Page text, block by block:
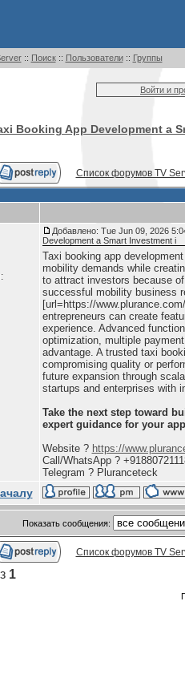
:: Поиск:: Пользователи:: Группы
Войти и
Booking App Development a
Список форумов TV
Добавлено: Tue Jun 09, 2026
Development a Smart Investment i
Taxi booking app
mobility demands while
to attract investors because
successful mobility business
[url=https://
entrepreneurs can create
experience. Advanced
optimization, multiple
advantage. A trusted taxi
compromising quality or
future expansion through
startups and enterprises with
Take the next step toward
expert guidance for your
Website ? https://
Call/WhatsApp ?
Telegram ? Pluranceteck
Показать сообщения:
Список форумов TV
1